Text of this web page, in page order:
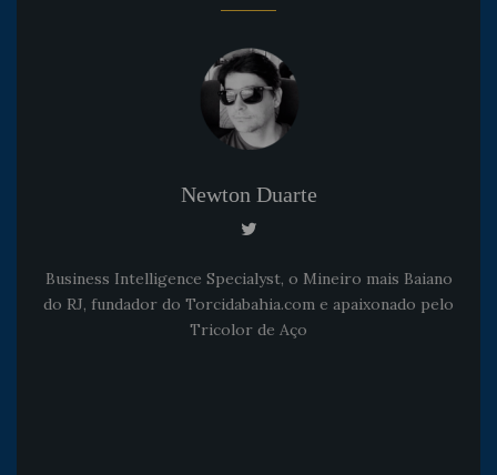
Newton Duarte
Business Intelligence Specialyst, o Mineiro mais Baiano
do RJ, fundador do Torcidabahia.com e apaixonado pelo
Tricolor de Aço